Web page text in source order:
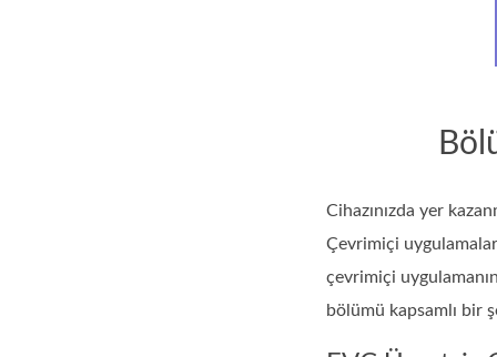
Cihazınızda yer
Çevrimiçi
çevrimiçi
bölümü kapsamlı bir